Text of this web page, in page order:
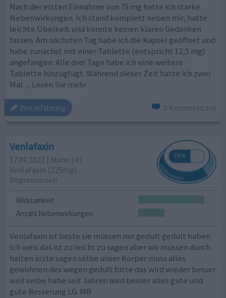
Nach der ersten Einnahme von 75 mg hatte ich starke
Nebenwirkungen. Ich stand komplett neben mir, hatte
leichte Übelkeit und konnte keinen klaren Gedanken
fassen. Am nächsten Tag habe ich die Kapsel geöffnet und
habe zunächst mit einer Tablette (entspricht 12,5 mg)
angefangen. Alle drei Tage habe ich eine weitere
Tablette hinzugfügt. Während dieser Zeit hatte ich zwei
Mal ... Lesen Sie mehr
ihre erfahrung 0 Kommentare
Venlafaxin
17.09.2022 | Mann | 61
Venlafaxin (225mg)
Depressionen
Wirksamkeit
Anzahl Nebenwirkungen
Venlafaxin ist beste sie müssen nur gedult gedult haben
Ich weis das ist zu leicht zu sagen aber wir müssen durch
halten ärzte sagen selbe unser Körper muss alles
gewöhnen des wegen gedult bitte das wird wieder besser
weil selbe habe seit Jahren wird besser alles gute und
gute Besserung LG. MB